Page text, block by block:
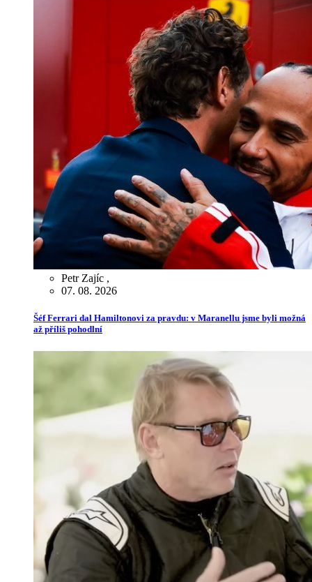
Petr Zajíc ,
07. 08. 2026
Šéf Ferrari dal Hamiltonovi za pravdu: v Maranellu jsme byli možná
až příliš pohodlní